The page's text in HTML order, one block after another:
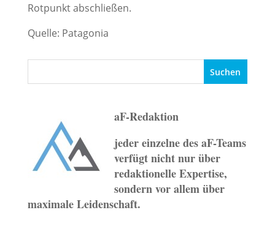
Rotpunkt abschließen.
Quelle: Patagonia
aF-Redaktion
jeder einzelne des aF-Teams
verfügt nicht nur über
redaktionelle Expertise,
sondern vor allem über
maximale Leidenschaft.